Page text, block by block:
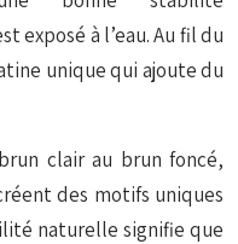
exposé à l’eau. Au fil du
unique qui ajoute du
clair au brun foncé,
des motifs uniques
naturelle signifie que